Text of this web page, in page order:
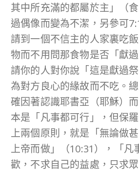
其中所充滿的都屬於主」（
過偶像而變為不潔，另參可
請到一個不信主的人家裏吃
物而不用問那食物是否「獻
請你的人對你說「這是獻過
為對方良心的緣故而不吃。
確因著認識耶書亞（耶穌）
本是「凡事都可行」，但保
上兩個原則，就是「無論做
上帝而做」（10:31），「凡
歡，不求自己的益處，只求